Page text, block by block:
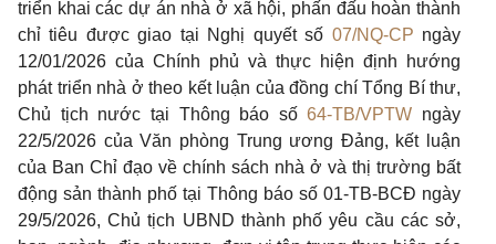
triển khai các dự án nhà ở xã hội, phấn đấu hoàn thành
chỉ tiêu được giao tại Nghị quyết số 07/NQ-CP ngày
12/01/2026 của Chính phủ và thực hiện định hướng
phát triển nhà ở theo kết luận của đồng chí Tổng Bí thư,
Chủ tịch nước tại Thông báo số64-TB/VPTW ngày
22/5/2026 của Văn phòng Trung ương Đảng, kết luận
của Ban Chỉ đạo về chính sách nhà ở và thị trường bất
động sản thành phố tại Thông báo số 01-TB-BCĐ ngày
29/5/2026, Chủ tịch UBND thành phố yêu cầu các sở,